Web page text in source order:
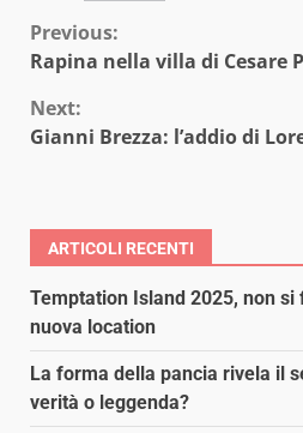
Continue
Reading
Previous:
Rapina nella villa di Cesare
Next:
Gianni Brezza: l’addio di
ARTICOLI RECENTI
Temptation Island 2025, non
nuova location
La forma della pancia rivela il
verità o leggenda?